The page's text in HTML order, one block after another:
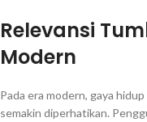
Relevansi
Modern
Pada era modern, gaya
semakin diperhatikan.